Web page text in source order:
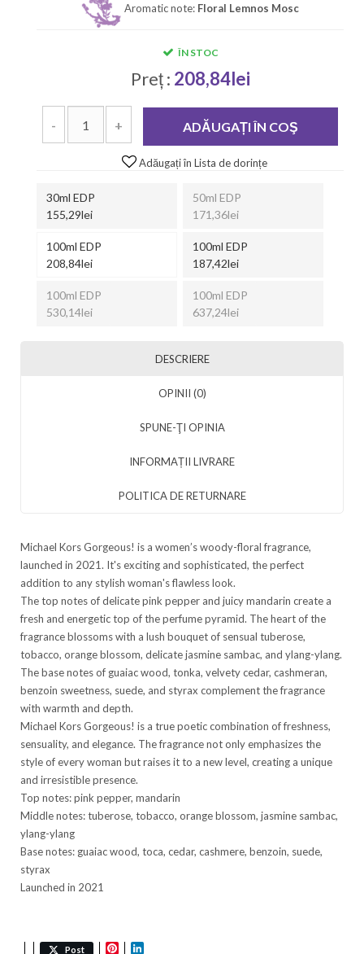
Aromatic note: Floral Lemnos Mosc
ÎN STOC
Preț : 208,84lei
- + ADĂUGAȚI ÎN COŞ
Adăugați în Lista de dorințe
30ml EDP
155,29lei
50ml EDP
171,36lei
100ml EDP
208,84lei
100ml EDP
187,42lei
100ml EDP
530,14lei
100ml EDP
637,24lei
DESCRIERE
OPINII (0)
SPUNE-ŢI OPINIA
INFORMAȚII LIVRARE
POLITICA DE RETURNARE
Michael Kors Gorgeous! is a women’s woody-floral fragrance,
launched in 2021. It's exciting and sophisticated, the perfect
addition to any stylish woman's flawless look.
The top notes of delicate pink pepper and juicy mandarin create a
fresh and energetic top of the perfume pyramid. The heart of the
fragrance blossoms with a lush bouquet of sensual tuberose,
tobacco, orange blossom, delicate jasmine sambac, and ylang-ylang.
The base notes of guaiac wood, tonka, velvety cedar, cashmeran,
benzoin sweetness, suede, and styrax complement the fragrance
with warmth and depth.
Michael Kors Gorgeous! is a true poetic combination of freshness,
sensuality, and elegance. The fragrance not only emphasizes the
style of every woman but raises it to a new level, creating a unique
and irresistible presence.
Top notes: pink pepper, mandarin
Middle notes: tuberose, tobacco, orange blossom, jasmine sambac,
ylang-ylang
Base notes: guaiac wood, toca, cedar, cashmere, benzoin, suede,
styrax
Launched in 2021
Post Pinterest